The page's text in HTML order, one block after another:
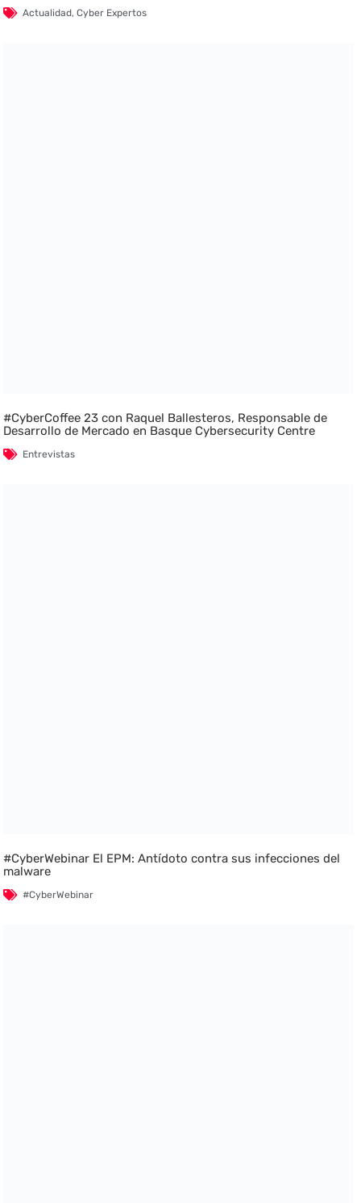
Actualidad,Cyber Expertos
#CyberCoffee 23 con Raquel Ballesteros, Responsable de
Desarrollo de Mercado en Basque Cybersecurity Centre
Entrevistas
#CyberWebinar El EPM: Antídoto contra sus infecciones del
malware
#CyberWebinar